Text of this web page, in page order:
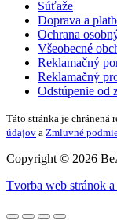
Súťaže
Doprava a
Ochrana
Všeobecné
Reklamačný
Reklamačný
Odstúpenie od
Táto stránka je chránená
údajov a Zmluvné
Copyright © 2026
Tvorba web stránok